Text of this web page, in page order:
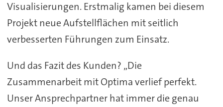
Visualisierungen. Erstmalig kamen bei diesem
Projekt neue Aufstellflächen mit seitlich
verbesserten Führungen zum Einsatz.
Und das Fazit des Kunden? „Die
Zusammenarbeit mit Optima verlief perfekt.
Unser Ansprechpartner hat immer die genau